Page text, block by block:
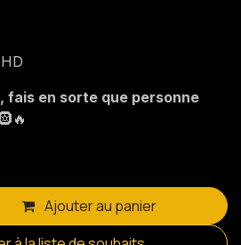
fais en sorte que personne
Ajouter au panier